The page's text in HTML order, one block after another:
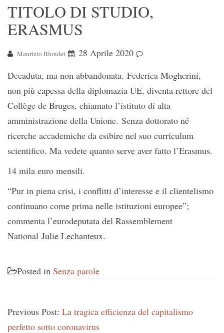
TITOLO DI STUDIO,
ERASMUS
Maurizio Blondet
28 Aprile 2020
Decaduta, ma non abbandonata. Federica Mogherini,
non più capessa della diplomazia UE, diventa rettore del
Collège de Bruges, chiamato l’istituto di alta
amministrazione della Unione. Senza dottorato né
ricerche accademiche da esibire nel suo curriculum
scientifico. Ma vedete quanto serve aver fatto l’Erasmus.
14 mila euro mensili.
“Pur in piena crisi, i conflitti d’interesse e il clientelismo
continuano come prima nelle istituzioni europee”;
commenta l’eurodeputata del Rassemblement
National Julie Lechanteux.
Posted in Senza parole
Previous Post: La tragica efficienza del capitalismo
perfetto sotto coronavirus